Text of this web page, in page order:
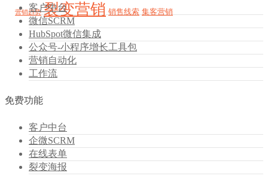
营销趋势 裂变营销 销售线索 集客营销
客户中台
微信SCRM
HubSpot微信集成
公众号-小程序增长工具包
营销自动化
工作流
免费功能
客户中台
企微SCRM
在线表单
裂变海报